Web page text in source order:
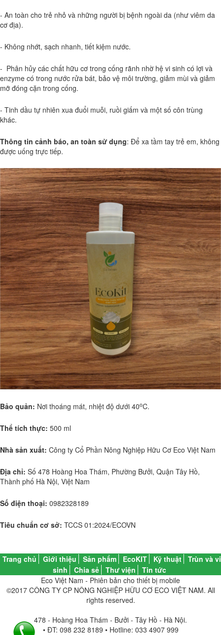
- An toàn cho trẻ nhỏ và những người bị bệnh ngoài da (như viêm da
cơ địa).
- Không nhớt, sạch nhanh, tiết kiệm nước.
- Phân hủy các chất hữu cơ trong cống rãnh nhờ hệ vi sinh có lợi và
enzyme có trong nước rửa bát, bảo vệ môi trường, giảm mùi và giảm
mỡ đóng cặn trong cống.
- Tinh dầu tự nhiên xua đuổi muỗi, ruồi giấm và một số côn trùng
khác.
Thông tin cảnh báo, an toàn sử dụng: Để xa tầm tay trẻ em, không
được uống trực tiếp.
Bảo quản: Nơi thoáng mát, nhiệt độ dưới 40oC.
Thể tích thực: 500 ml
Nhà sản xuất: Công ty Cổ Phần Nông Nghiệp Hữu Cơ Eco Việt Nam
Địa chỉ: Số 478 Hoàng Hoa Thám, Phường Bưởi, Quận Tây Hồ,
Thành phố Hà Nội, Việt Nam
Số điện thoại: 0982328189
Tiêu chuẩn cơ sở: TCCS 01:2024/ECOVN
Trang chủ Giới thiệu Sản phẩm EcoKIT Kỹ thuật
Trùn và vi
sinh
Chia sẻ Thư viện
Tin tức
Eco Việt Nam - Phiên bản cho thiết bị mobile
©2017 CÔNG TY CP NÔNG NGHIỆP HỮU CƠ ECO VIỆT NAM. All
rights reserved.
478 - Hoàng Hoa Thám - Bưởi - Tây Hồ - Hà Nội.
• ĐT: 098 232 8189 • Hotline: 033 4907 999